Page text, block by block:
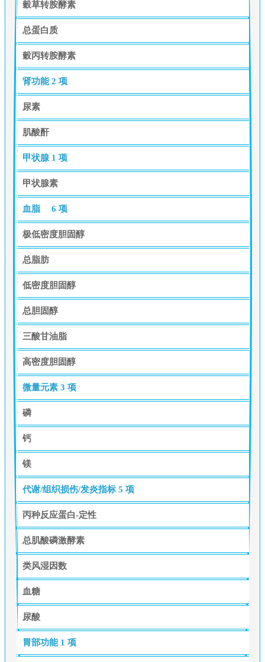
穀草转胺酵素
总蛋白质
穀丙转胺酵素
肾功能 2 项
尿素
肌酸酐
甲状腺 1 项
甲状腺素
血脂 6 项
极低密度胆固醇
总脂肪
低密度胆固醇
总胆固醇
三酸甘油脂
高密度胆固醇
微量元素 3 项
磷
钙
镁
代谢/组织损伤/发炎指标 5 项
丙种反应蛋白-定性
总肌酸磷激酵素
类风湿因数
血糖
尿酸
胃部功能 1 项